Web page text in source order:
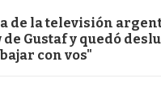
de la televisión
de Gustaf y quedó
con vos"